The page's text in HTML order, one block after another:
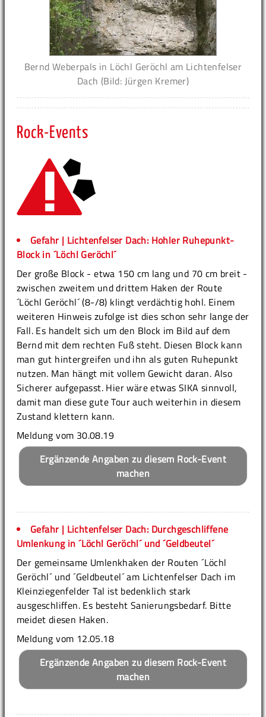
Bernd Weberpals in Löchl Geröchl am Lichtenfelser
Dach (Bild: Jürgen Kremer)
Rock-Events
Gefahr | Lichtenfelser Dach: Hohler Ruhepunkt-
Block in ´Löchl Geröchl´
Der große Block - etwa 150 cm lang und 70 cm breit -
zwischen zweitem und drittem Haken der Route
´Löchl Geröchl´ (8-/8) klingt verdächtig hohl. Einem
weiteren Hinweis zufolge ist dies schon sehr lange der
Fall. Es handelt sich um den Block im Bild auf dem
Bernd mit dem rechten Fuß steht. Diesen Block kann
man gut hintergreifen und ihn als guten Ruhepunkt
nutzen. Man hängt mit vollem Gewicht daran. Also
Sicherer aufgepasst. Hier wäre etwas SIKA sinnvoll,
damit man diese gute Tour auch weiterhin in diesem
Zustand klettern kann.
Meldung vom 30.08.19
Ergänzende Angaben zu diesem Rock-Event
machen
Gefahr | Lichtenfelser Dach: Durchgeschliffene
Umlenkung in ´Löchl Geröchl´ und ´Geldbeutel´
Der gemeinsame Umlenkhaken der Routen ´Löchl
Geröchl´ und ´Geldbeutel´ am Lichtenfelser Dach im
Kleinziegenfelder Tal ist bedenklich stark
ausgeschliffen. Es besteht Sanierungsbedarf. Bitte
meidet diesen Haken.
Meldung vom 12.05.18
Ergänzende Angaben zu diesem Rock-Event
machen